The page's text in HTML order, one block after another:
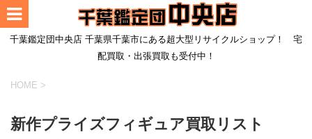
千葉鑑定団中央店 千葉県千葉市にある超大型リサイクルショップ！ 宅
配買取・出張買取も受付中！
HOME >
新作プライズフィギュア買取リスト